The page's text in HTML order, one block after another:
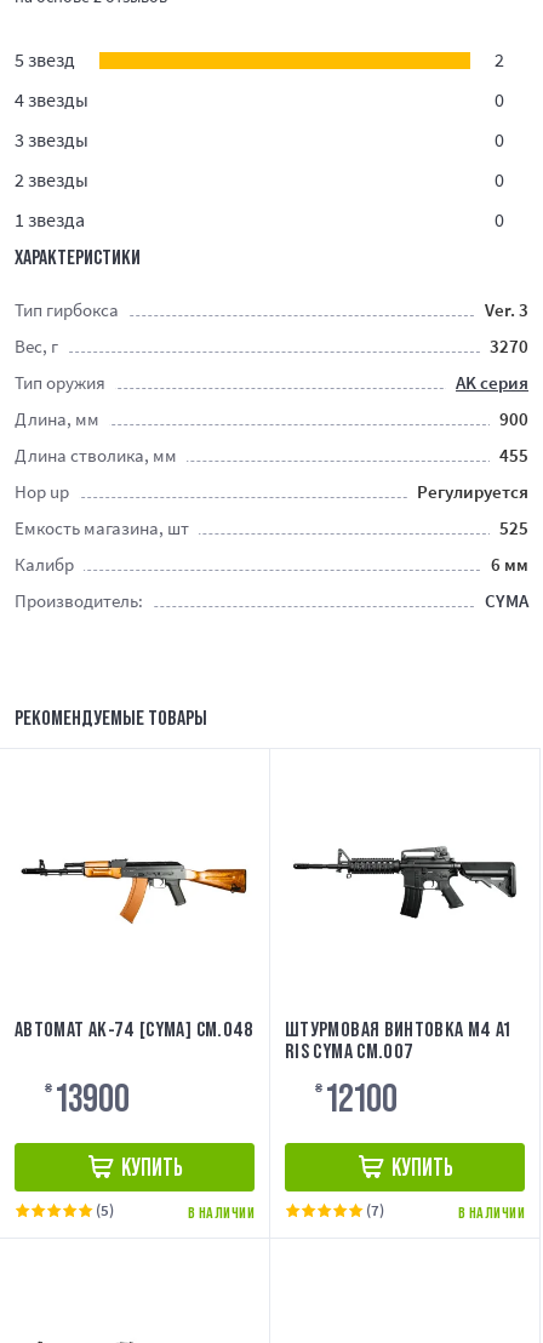
5 звезд
2
4 звезды
0
3 звезды
0
2 звезды
0
1 звезда
0
ХАРАКТЕРИСТИКИ
Тип гирбокса
Ver. 3
Вес, г
3270
Тип оружия
AK серия
Длина, мм
900
Длина стволика, мм
455
Hop up
Регулируется
Емкость магазина, шт
525
Калибр
6 мм
Производитель:
CYMA
РЕКОМЕНДУЕМЫЕ ТОВАРЫ
АВТОМАТ АК-74 [CYMA] CM.048
₴ 13900
КУПИТЬ
В НАЛИЧИИ
(5)
ШТУРМОВАЯ ВИНТОВКА M4 A1
RIS CYMA CM.007
₴ 12100
КУПИТЬ
В НАЛИЧИИ
(7)